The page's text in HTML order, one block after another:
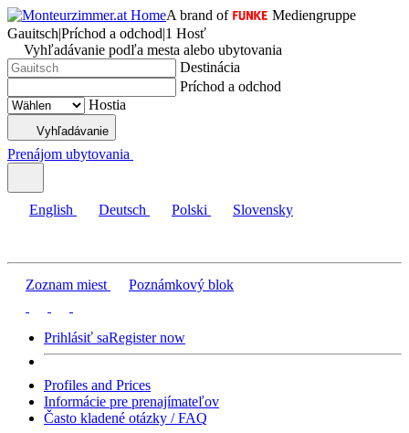
A brand of
Mediengruppe
Gauitsch|Príchod a odchod|1 Hosť
Vyhľadávanie podľa mesta alebo ubytovania
Destinácia
Príchod a odchod
Hostia
Vyhľadávanie
Prenájom ubytovania
English Deutsch Polski Slovensky
Zoznam miest Poznámkový blok
Prihlásiť saRegister now
Profiles and Prices
Informácie pre prenajímateľov
Často kladené otázky / FAQ